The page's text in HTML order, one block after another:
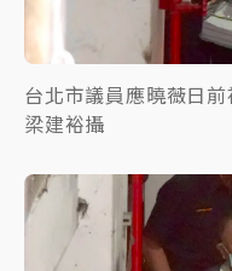
台北市議員應曉薇日
梁建裕攝